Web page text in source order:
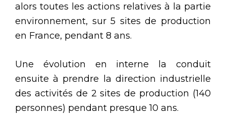
alors toutes les actions relatives à la partie
environnement, sur 5 sites de production
en France, pendant 8 ans.
Une évolution en interne la conduit
ensuite à prendre la direction industrielle
des activités de 2 sites de production (140
personnes) pendant presque 10 ans.